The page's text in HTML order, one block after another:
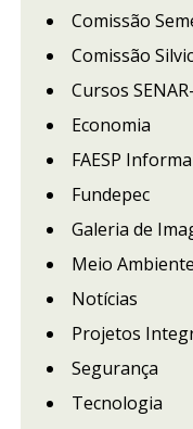
Comissão
Comissão
Cursos
Economia
FAESP Informa
Fundepec
Galeria de
Meio Ambiente
Notícias
Projetos
Segurança
Tecnologia